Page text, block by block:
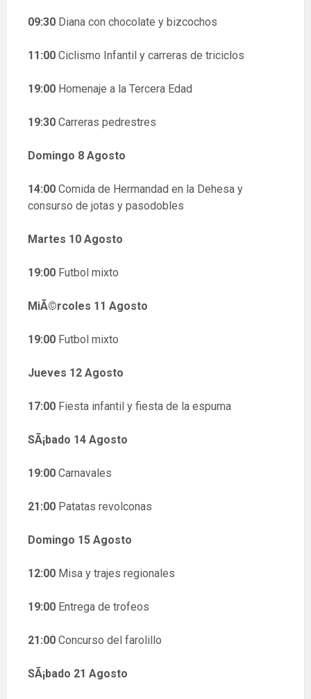
09:30 Diana con chocolate y bizcochos
11:00 Ciclismo Infantil y carreras de triciclos
19:00 Homenaje a la Tercera Edad
19:30 Carreras pedrestres
Domingo 8 Agosto
14:00 Comida de Hermandad en la Dehesa y
consurso de jotas y pasodobles
Martes 10 Agosto
19:00 Futbol mixto
MiÃ©rcoles 11 Agosto
19:00 Futbol mixto
Jueves 12 Agosto
17:00 Fiesta infantil y fiesta de la espuma
SÃ¡bado 14 Agosto
19:00 Carnavales
21:00 Patatas revolconas
Domingo 15 Agosto
12:00 Misa y trajes regionales
19:00 Entrega de trofeos
21:00 Concurso del farolillo
SÃ¡bado 21 Agosto